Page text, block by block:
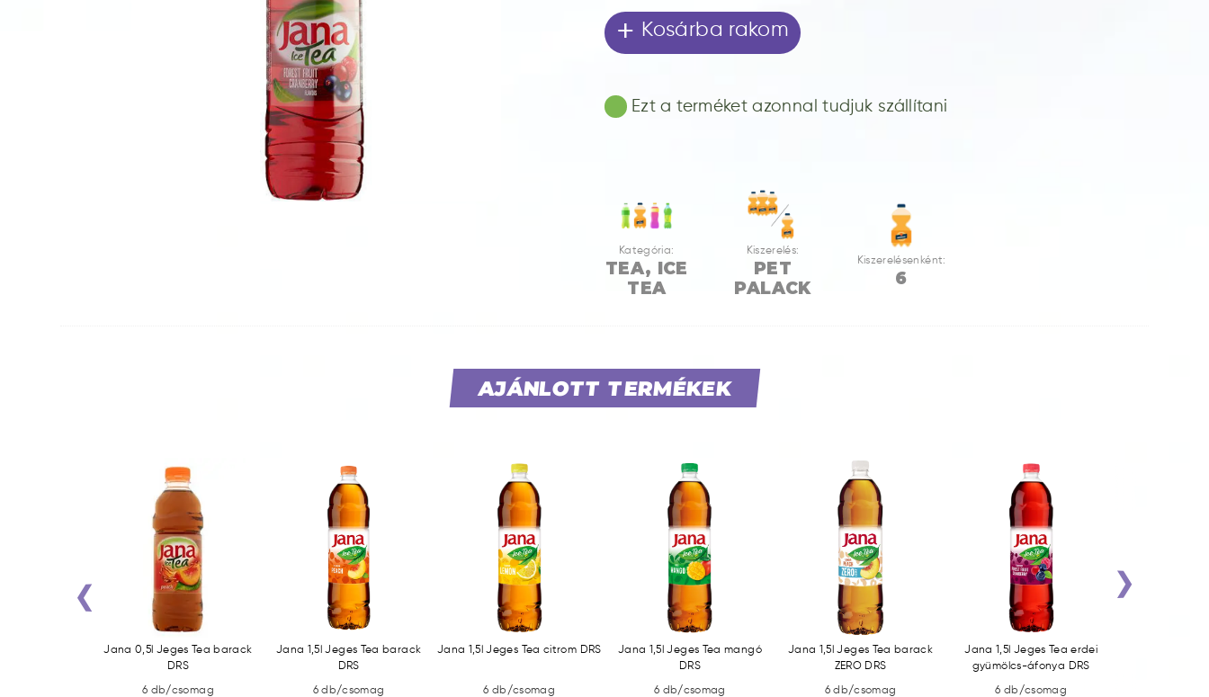
+ Kosárba rakom
Ezt a terméket azonnal tudjuk szállítani
Kategória:
TEA, ICE
TEA
Kiszerelés:
PET
PALACK
Kiszerelésenként:
6
AJÁNLOTT TERMÉKEK
Jana 0,5l Jeges Tea barack
DRS
6 db/csomag
Jana 1,5l Jeges Tea barack
DRS
6 db/csomag
Jana 1,5l Jeges Tea citrom DRS
6 db/csomag
Jana 1,5l Jeges Tea mangó
DRS
6 db/csomag
Jana 1,5l Jeges Tea barack
ZERO DRS
6 db/csomag
Jana 1,5l Jeges Tea erdei
gyümölcs-áfonya DRS
6 db/csomag
‹ ›